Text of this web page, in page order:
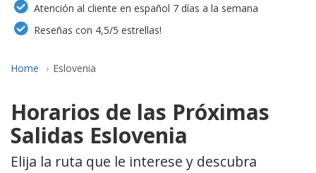
Atención al cliente en español 7 días a la semana
Reseñas con 4,5/5 estrellas!
Home Eslovenia
Horarios de las Próximas
Salidas Eslovenia
Elija la ruta que le interese y descubra